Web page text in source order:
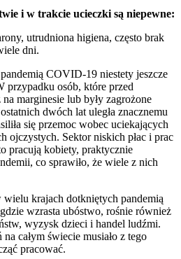
i w trakcie ucieczki są niepewne:
utrudniona higiena, często brak
dni.
COVID-19 niestety jeszcze
przypadku osób, które przed
marginesie lub były zagrożone
dwóch lat uległa znacznemu
się przemoc wobec uciekających
ojczystych. Sektor niskich płac i prac
pracują kobiety, praktycznie
co sprawiło, że wiele z nich
krajach dotkniętych pandemią
wzrasta ubóstwo, rośnie również
wyzysk dzieci i handel ludźmi.
całym świecie musiało z tego
pracować.